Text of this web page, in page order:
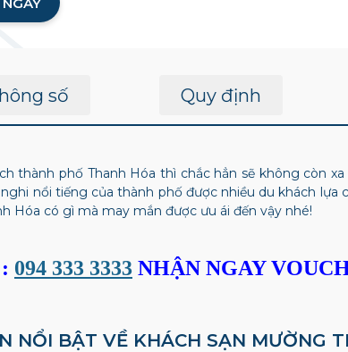
số Quy định
thành phố Thanh Hóa thì chắc hẳn sẽ không còn xa
nổi tiếng của thành phố được nhiều du khách lựa
Hóa có gì mà may mắn được ưu ái đến vậy nhé!
094 333 3333 NHẬN NGAY
NỔI BẬT VỀ KHÁCH SẠN MƯỜNG